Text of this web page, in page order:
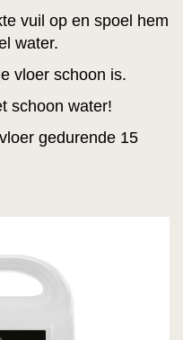
vuil op en spoel hem
water.
vloer schoon is.
schoon water!
gedurende 15